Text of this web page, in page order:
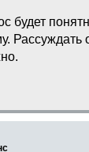
будет
Рассуждать